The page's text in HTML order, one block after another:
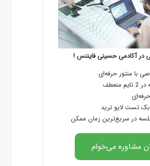
در آکادمی حسینی فایننس !
با منتور حرفه‌ای
بک تست لایو ترید
در سریع‌ترین زمان ممکن
مشاوره می‌خوام